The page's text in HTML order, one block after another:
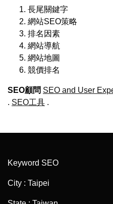
長尾關鍵字
網站SEO策略
排名因素
網站導航
網站地圖
競價排名
SEO顧問 SEO and User
. SEO工具 .
Keyword SEO
City : Taipei